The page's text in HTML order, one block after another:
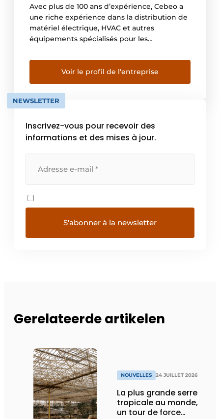
Avec plus de 100 ans d’expérience, Cebeo a
une riche expérience dans la distribution de
matériel électrique, HVAC et autres
équipements spécialisés pour les
les entreprises. Lancé à l’origine à Courtrai,
nous sommes aujourd’hui le leader du
marché belge et opérons commercialement
dans tout le pays pour les secteurs
résidentiel, […]
Voir le profil de l'entreprise
NEWSLETTER
Inscrivez-vous pour recevoir des
informations et des mises à jour.
Gerelateerde artikelen
NOUVELLES 24 JUILLET 2026
La plus grande serre
tropicale au monde,
un tour de force